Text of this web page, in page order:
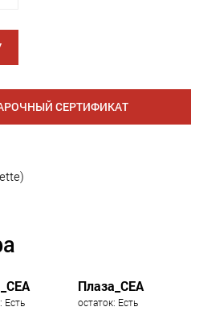
СЕРТИФИКАТ
Есть
Плаза_СЕА
остаток: Есть